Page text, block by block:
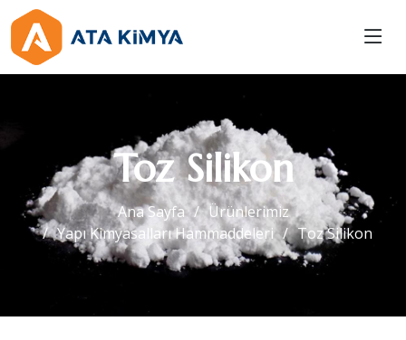
Toz Silikon
Ana Sayfa
Ürünlerimiz
Yapı Kimyasalları Hammaddeleri
Toz Silikon